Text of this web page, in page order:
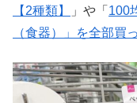
【2種類】
」や「 100
（食器）」を全部買